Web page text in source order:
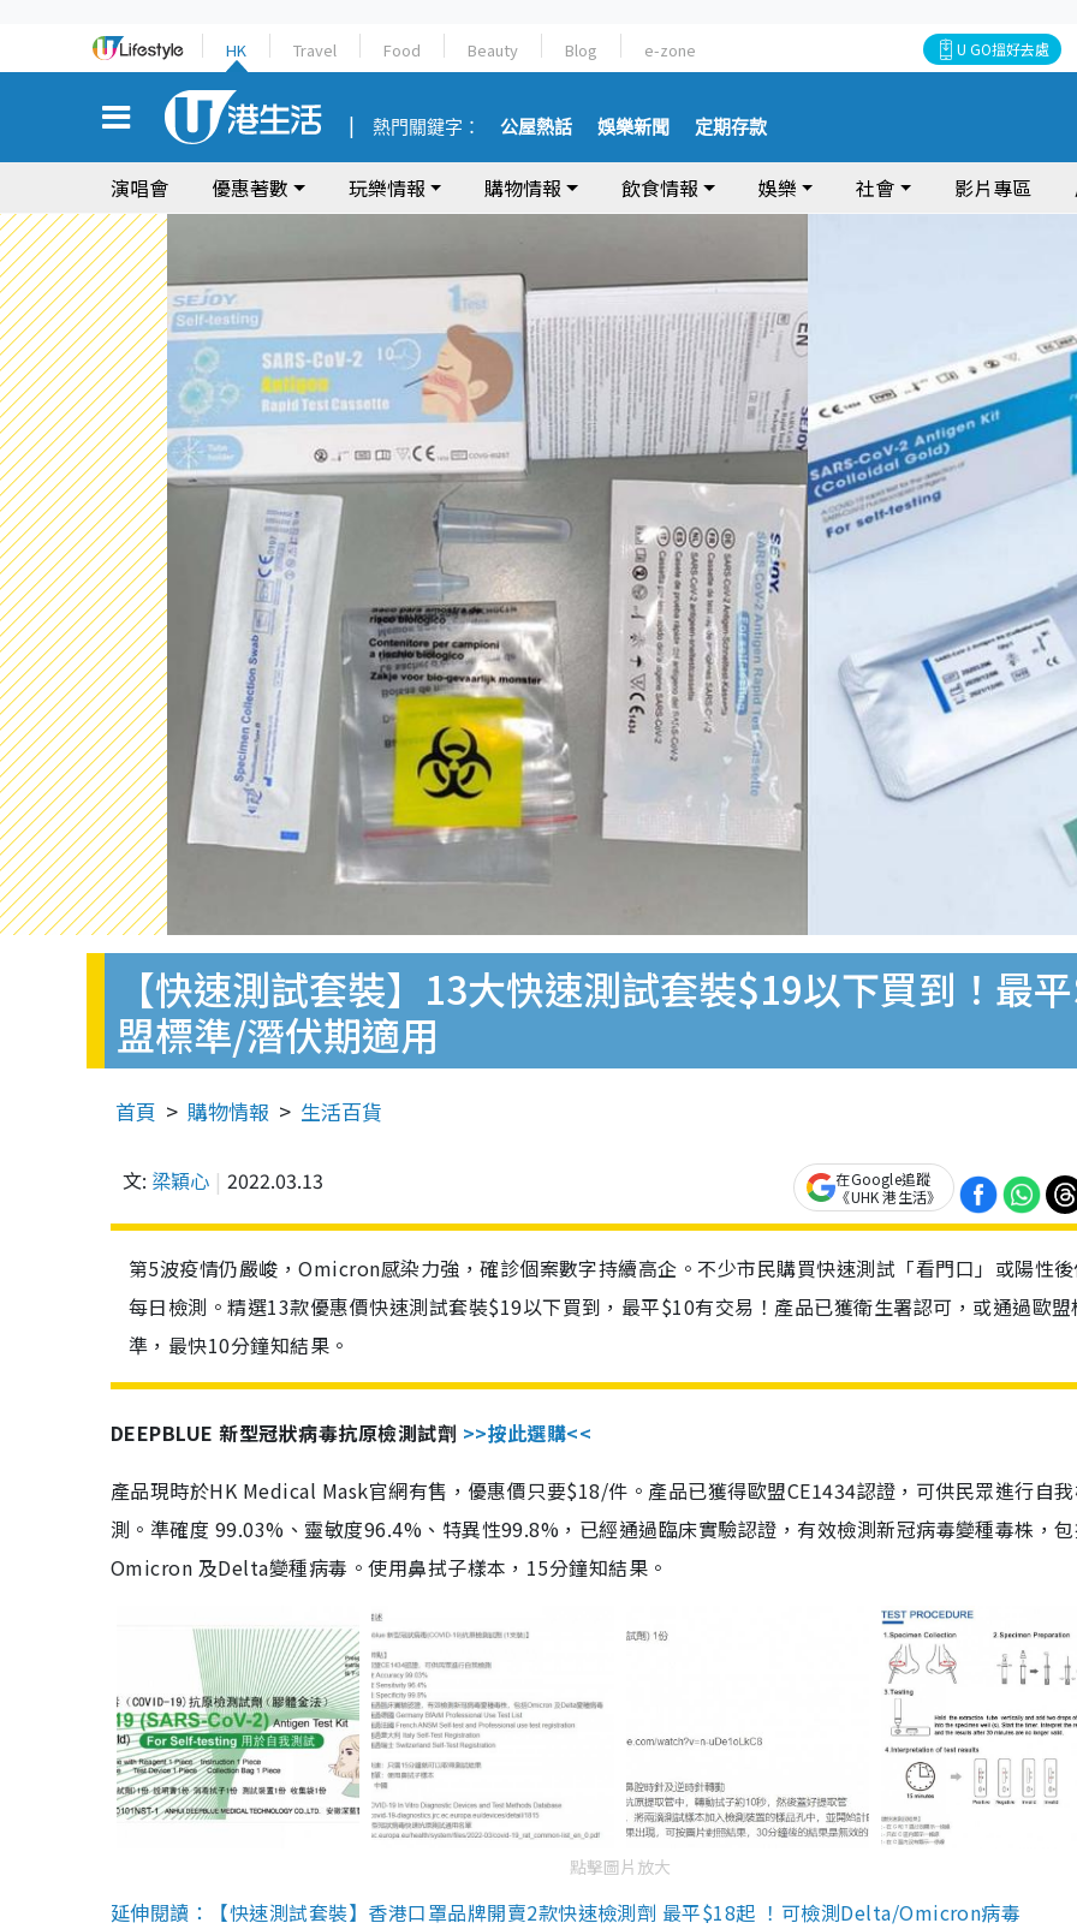
HK Travel Food Beauty Blog e-zone U GO搵好去處
熱門關鍵字： 公屋熱話 娛樂新聞 定期存款
演唱會 優惠著數 玩樂情報 購物情報 飲食情報 娛樂 社會 影片專區
【快速測試套裝】13大快速測試套裝$19以下買到！最
盟標準/潛伏期適用
首頁 購物情報 生活百貨
文: 梁穎心 2022.03.13
在Google追蹤
《UHK 港生活》
第5波疫情仍嚴峻，Omicron感染力強，確診個案數字持續高企。不少市民購買快速測試「看門口」或陽性
每日檢測。精選13款優惠價快速測試套裝$19以下買到，最平$10有交易！產品已獲衛生署認可，或通過歐盟
準，最快10分鐘知結果。
DEEPBLUE 新型冠狀病毒抗原檢測試劑 >>按此選購<<
產品現時於HK Medical Mask官網有售，優惠價只要$18/件。產品已獲得歐盟CE1434認證，可供民眾進行自
測。準確度 99.03%、靈敏度96.4%、特異性99.8%，已經通過臨床實驗認證，有效檢測新冠病毒變種毒株，
Omicron 及Delta變種病毒。使用鼻拭子樣本，15分鐘知結果。
點擊圖片放大
延伸閱讀：【快速測試套裝】香港口罩品牌開賣2款快速檢測劑 最平$18起 ！可檢測Delta/Omicron病毒